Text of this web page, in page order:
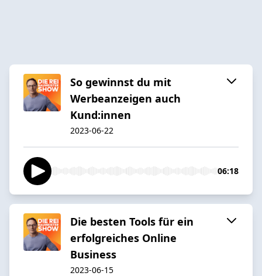
So gewinnst du mit
Werbeanzeigen auch
Kund:innen
2023-06-22
06:18
Die besten Tools für ein
erfolgreiches Online
Business
2023-06-15